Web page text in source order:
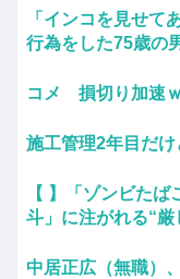
「インコを見せ
行為をした75歳の
コメ 損切り加速
施工管理2年目だ
【 】「ゾンビた
斗」に注がれる“
中居正広（無職）